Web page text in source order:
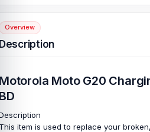
Overview
Moto G20
item is used to replace your